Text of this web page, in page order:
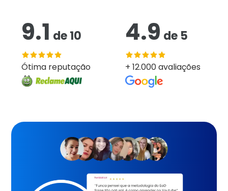
9.1 de10
Ótima reputação
4.9 de 5
+ 12.000 avaliações